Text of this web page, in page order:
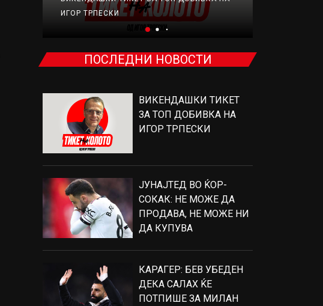
ИГОР ТРПЕСКИ
ПОСЛЕДНИ НОВОСТИ
ВИКЕНДАШКИ ТИКЕТ
ЗА ТОП ДОБИВКА НА
ИГОР ТРПЕСКИ
ЈУНАЈТЕД ВО ЌОР-
СОКАК: НЕ МОЖЕ ДА
ПРОДАВА, НЕ МОЖЕ НИ
ДА КУПУВА
КАРАГЕР: БЕВ УБЕДЕН
ДЕКА САЛАХ ЌЕ
ПОТПИШЕ ЗА МИЛАН